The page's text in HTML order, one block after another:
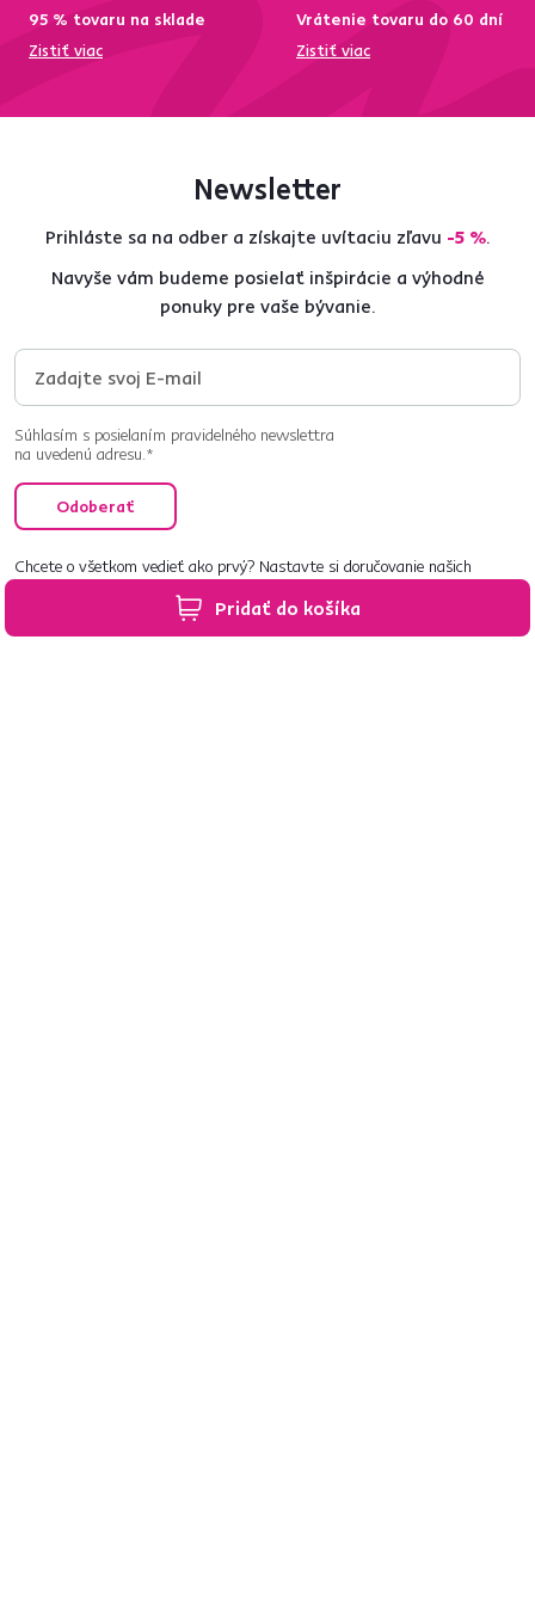
Pridať do košíka
95 % tovaru na sklade
Zistiť viac
Vrátenie tovaru do 60 dní
Zistiť viac
Newsletter
Prihláste sa na odber a získajte uvítaciu zľavu -5 %.
Navyše vám budeme posielať inšpirácie a výhodné
ponuky pre vaše bývanie.
Súhlasím s posielaním pravidelného newslettra
na uvedenú adresu.*
Odoberať
Chcete o všetkom vedieť ako prvý? Nastavte si doručovanie našich
e‑mailov tak, aby vám nič neušlo.